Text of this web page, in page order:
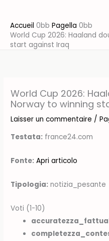
contenu
Accueil
Pagella
World Cup 2026: Haaland
start against Iraq
World Cup 2026:
Norway to winning
Laisser un commentaire /
Testata: france24.com
Fonte: Apri articolo
Tipologia: notizia_pesante
Voti (1-10)